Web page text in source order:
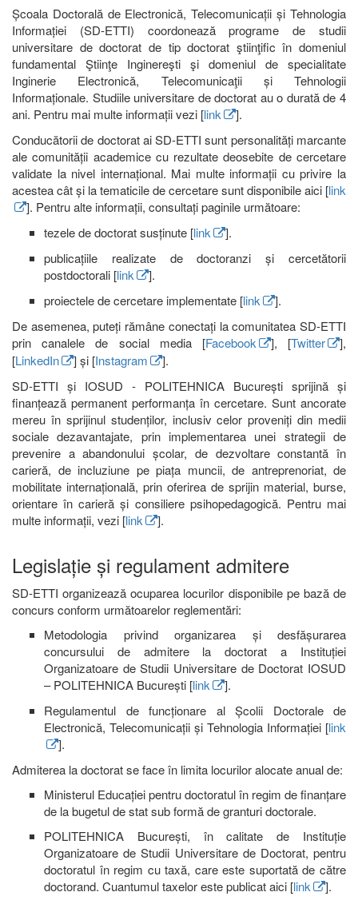
Școala Doctorală de Electronică, Telecomunicații și Tehnologia
Informației (SD-ETTI) coordonează programe de studii
universitare de doctorat de tip doctorat ştiinţific în domeniul
fundamental Ştiinţe Inginereşti şi domeniul de specialitate
Inginerie Electronică, Telecomunicaţii și Tehnologii
Informaționale. Studiile universitare de doctorat au o durată de 4
ani. Pentru mai multe informații vezi [link
].
Conducătorii de doctorat ai SD-ETTI sunt personalități marcante
ale comunității academice cu rezultate deosebite de cercetare
validate la nivel internațional. Mai multe informații cu privire la
acestea cât și la tematicile de cercetare sunt disponibile aici [link
]. Pentru alte informații, consultați paginile următoare:
tezele de doctorat susținute [link
].
publicațiile realizate de doctoranzi și cercetătorii
postdoctorali [link
].
proiectele de cercetare implementate [link
].
De asemenea, puteți rămâne conectați la comunitatea SD-ETTI
prin canalele de social media [Facebook ], [Twitter
],
[LinkedIn ] și [Instagram
].
SD-ETTI și IOSUD - POLITEHNICA București sprijină și
finanțează permanent performanța în cercetare. Sunt ancorate
mereu în sprijinul studenților, inclusiv celor proveniți din medii
sociale dezavantajate, prin implementarea unei strategii de
prevenire a abandonului școlar, de dezvoltare constantă în
carieră, de incluziune pe piața muncii, de antreprenoriat, de
mobilitate internațională, prin oferirea de sprijin material, burse,
orientare în carieră și consiliere psihopedagogică. Pentru mai
multe informații, vezi [link ].
Legislație și regulament admitere
SD-ETTI organizează ocuparea locurilor disponibile pe bază de
concurs conform următoarelor reglementări:
Metodologia privind organizarea și desfășurarea
concursului de admitere la doctorat a Instituției
Organizatoare de Studii Universitare de Doctorat IOSUD
– POLITEHNICA București [link
].
Regulamentul de funcționare al Școlii Doctorale de
Electronică, Telecomunicații și Tehnologia Informației [link
].
Admiterea la doctorat se face în limita locurilor alocate anual de:
Ministerul Educației pentru doctoratul în regim de finanțare
de la bugetul de stat sub formă de granturi doctorale.
POLITEHNICA București, în calitate de Instituție
Organizatoare de Studii Universitare de Doctorat, pentru
doctoratul în regim cu taxă, care este suportată de către
doctorand. Cuantumul taxelor este publicat aici [link ].